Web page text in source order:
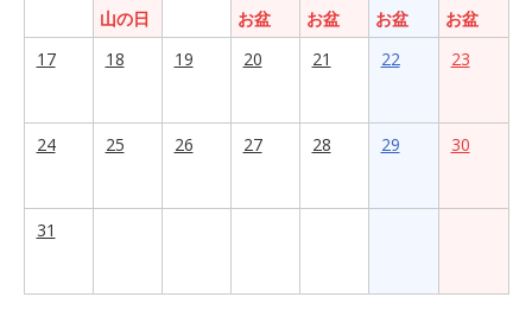
山の日
お盆
お盆
お盆
お盆
17
18 19 20 21 22 23
24 25 26 27 28 29 30
31